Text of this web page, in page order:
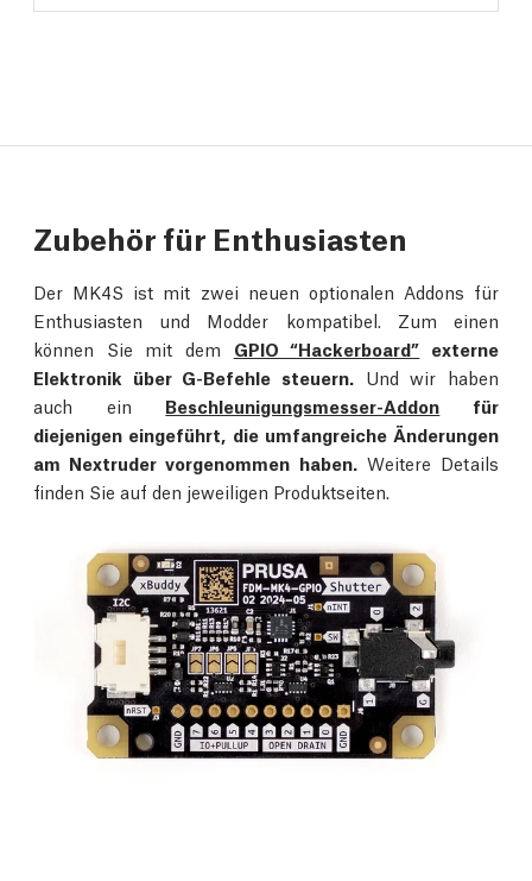
Zubehör für Enthusiasten
Der MK4S ist mit zwei neuen optionalen Addons für
Enthusiasten und Modder kompatibel. Zum einen
können Sie mit dem GPIO “Hackerboard” externe
Elektronik über G-Befehle steuern. Und wir haben
auch ein Beschleunigungsmesser-Addon für
diejenigen eingeführt, die umfangreiche Änderungen
am Nextruder vorgenommen haben. Weitere Details
finden Sie auf den jeweiligen Produktseiten.